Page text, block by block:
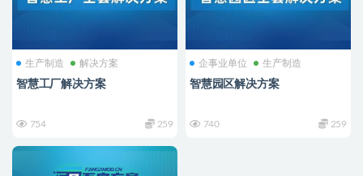
生产制造 解决方案
智慧工厂解决方案
754 259
企事业单位 生产制造
智慧园区解决方案
740 259